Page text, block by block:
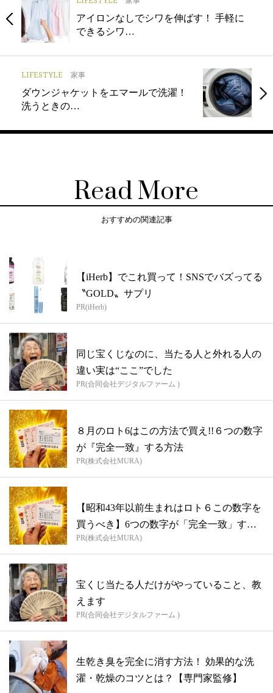
アイロンなしでシワを伸ばす！ 手軽に
できるシワ…
LIFESTYLE 家事
ダウンジャケットをエマールで洗濯！
洗うときの…
Read More
おすすめの関連記事
【iHerb】でこれ買って！SNSでバズってる
〝GOLD〟サプリ
PR(iHerb)
同じ宝くじなのに、当たる人と外れる人の
違い実は“ここ”でした
PR(合同会社デジタルファーム )
８月のロト6はこの方法で買え!!６つの数字
が『完全一致』する方法
PR(株式会社MURA)
【昭和43年以前生まれはロト６この数字を
買うべき】6つの数字が「完全一致」する
方...
PR(株式会社MURA)
宝くじ当たる人だけがやっていること、教
えます
PR(合同会社デジタルファーム )
生乾き臭を完全に消す方法！ 効果的な洗
濯・乾燥のコツとは？【専門家監修】